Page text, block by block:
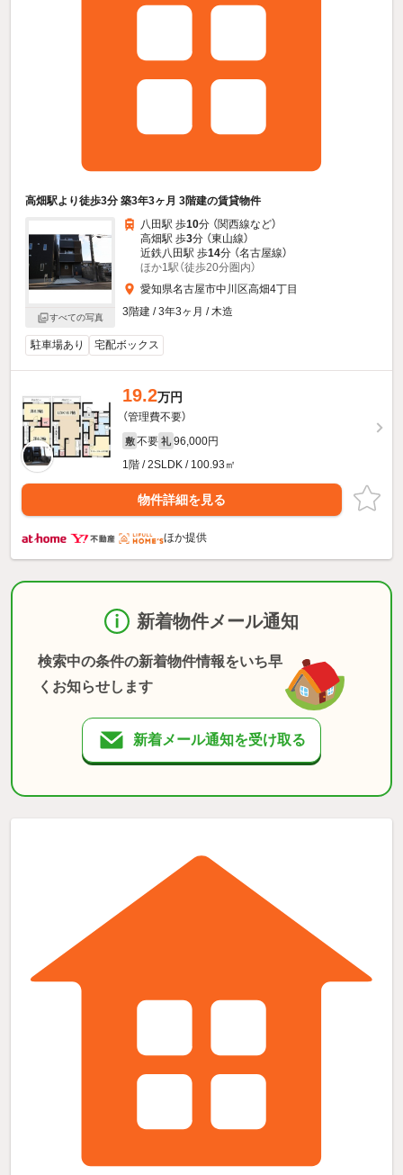
高畑駅より徒歩3分 築3年3ヶ月 3階建の賃貸物件
すべての写真
八田駅 歩10分 （関西線など）
高畑駅 歩3分 （東山線）
近鉄八田駅 歩14分 （名古屋線）
ほか1駅（徒歩20分圏内）
愛知県名古屋市中川区高畑4丁目
3階建 / 3年3ヶ月 / 木造
駐車場あり 宅配ボックス
19.2万円
（管理費不要）
敷 不要 礼 96,000円
1階 / 2SLDK / 100.93㎡
物件詳細を見る
ほか提供
新着物件メール通知
検索中の条件の新着物件情報をいち早
くお知らせします
新着メール通知を受け取る